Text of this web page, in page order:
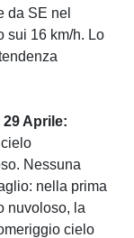
da SE nel
sui 16 km/h. Lo
Aprile:
Nessuna
nella prima
nuvoloso, la
cielo